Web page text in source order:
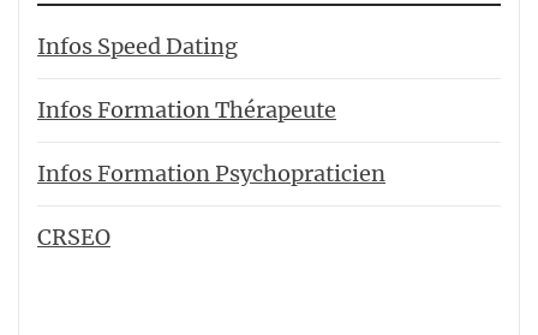
Infos Speed Dating
Infos Formation Thérapeute
Infos Formation Psychopraticien
CRSEO